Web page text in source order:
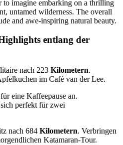
entlang der
nach 223 Kilometern.
im Café van der Lee.
eine Kaffeepause an.
perfekt für zwei
nach 684 Kilometern. Verbringen
Katamaran-Tour.